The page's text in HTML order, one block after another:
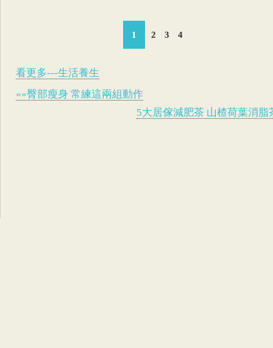
1 2 3 4
看更多---生活養生
««臀部瘦身 常練這兩組動作
5大居傢減肥茶 山楂荷葉消脂